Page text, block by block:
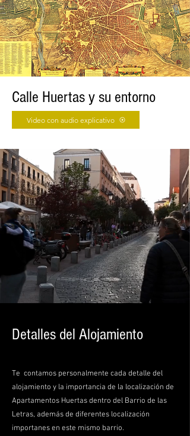
Calle Huertas y su entorno
Video con audio explicativo
Detalles del Alojamiento
Te contamos personalmente cada detalle del
alojamiento y la importancia de la localización de
Apartamentos Huertas dentro del Barrio de las
Letras, además de diferentes localización
importanes en este mismo barrio.